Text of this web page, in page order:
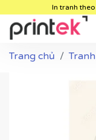
In tranh
Trang chủ